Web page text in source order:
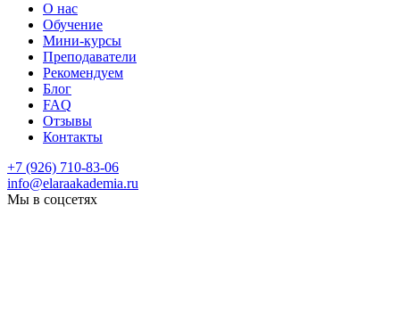
О нас
Обучение
Мини-курсы
Преподаватели
Рекомендуем
Блог
FAQ
Отзывы
Контакты
+7 (926) 710-83-06
info@elaraakademia.ru
Мы в соцсетях